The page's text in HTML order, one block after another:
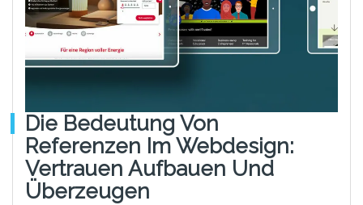
Die Bedeutung Von
Referenzen Im Webdesign:
Vertrauen Aufbauen Und
Überzeugen